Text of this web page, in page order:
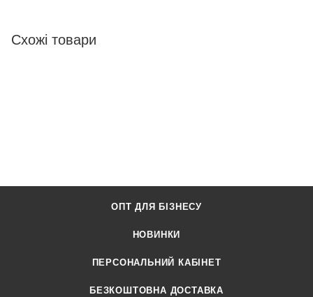
Схожі товари
ОПТ ДЛЯ БІЗНЕСУ
НОВИНКИ
ПЕРСОНАЛЬНИЙ КАБІНЕТ
БЕЗКОШТОВНА ДОСТАВКА